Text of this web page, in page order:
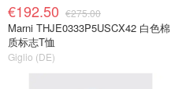
€192.50 €275.00
Marni THJE0333P5USCX42 白色棉
质标志T恤
Giglio (DE)